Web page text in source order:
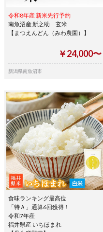
令和8年産 新米先行予約
南魚沼産 新之助 玄米
【まつえんどん（みわ農園）】
￥24,000〜
新潟県南魚沼市
食味ランキング最高位
「特Ａ」通算6回獲得！
令和7年産
福井県産 いちほまれ